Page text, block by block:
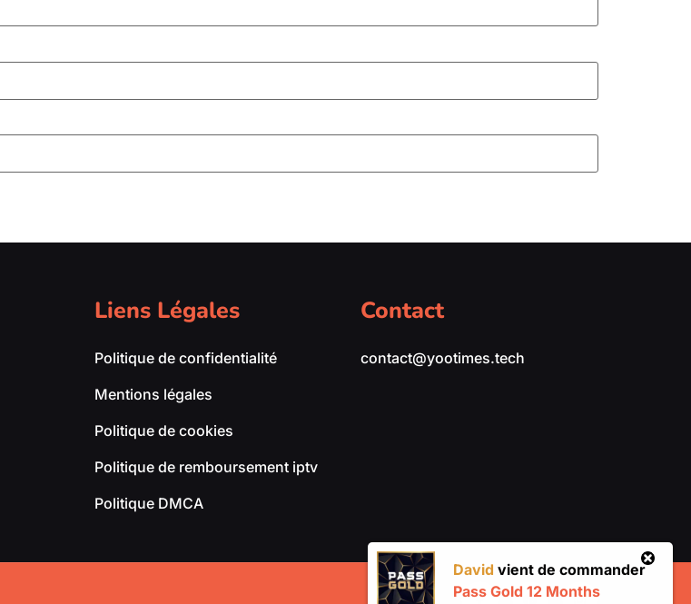
Liens Légales
Politique de confidentialité
Mentions légales
Politique de cookies
Politique de remboursement iptv
Politique DMCA
Contact
contact@yootimes.tech
David vient de commander
Pass Gold 12 Months